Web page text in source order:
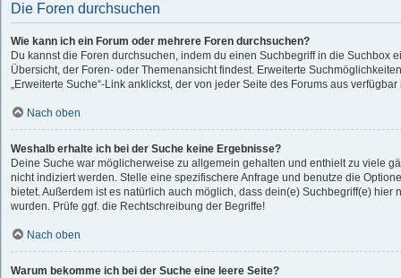
Die Foren durchsuchen
Wie kann ich ein Forum oder mehrere Foren durchsuchen?
Du kannst die Foren durchsuchen, indem du einen Suchbegriff in die Suchbox
Übersicht, der Foren- oder Themenansicht findest. Erweiterte
„Erweiterte Suche“-Link anklickst, der von jeder Seite des Forums aus verfügbar
Nach oben
Weshalb erhalte ich bei der Suche keine Ergebnisse?
Deine Suche war möglicherweise zu allgemein gehalten und enthielt zu viele
nicht indiziert werden. Stelle eine spezifischere Anfrage und benutze die
bietet. Außerdem ist es natürlich auch möglich, dass dein(e) Suchbegriff(e) hier
wurden. Prüfe ggf. die Rechtschreibung der Begriffe!
Nach oben
Warum bekomme ich bei der Suche eine leere Seite?